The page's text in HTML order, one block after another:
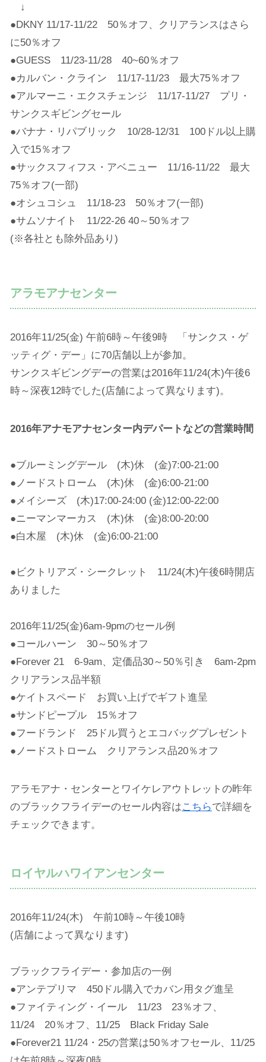
↓
●DKNY 11/17-11/22 50％オフ、クリアランスはさら
に50％オフ
●GUESS 11/23-11/28 40~60％オフ
●カルバン・クライン 11/17-11/23 最大75％オフ
●アルマーニ・エクスチェンジ 11/17-11/27 プリ・
サンクスギビングセール
●バナナ・リパブリック 10/28-12/31 100ドル以上購
入で15％オフ
●サックスフィフス・アベニュー 11/16-11/22 最大
75％オフ(一部)
●オシュコシュ 11/18-23 50％オフ(一部)
●サムソナイト 11/22-26 40～50％オフ
(※各社とも除外品あり)
アラモアナセンター
2016年11/25(金) 午前6時～午後9時 「サンクス・ゲ
ッティグ・デー」に70店舗以上が参加。
サンクスギビングデーの営業は2016年11/24(木)午後6
時～深夜12時でした(店舗によって異なります)。
2016年アナモアナセンター内デパートなどの営業時間
●ブルーミングデール (木)休 (金)7:00-21:00
●ノードストローム (木)休 (金)6:00-21:00
●メイシーズ (木)17:00-24:00 (金)12:00-22:00
●ニーマンマーカス (木)休 (金)8:00-20:00
●白木屋 (木)休 (金)6:00-21:00
●ビクトリアズ・シークレット 11/24(木)午後6時開店
ありました
2016年11/25(金)6am-9pmのセール例
●コールハーン 30～50％オフ
●Forever 21 6-9am、定価品30～50％引き 6am-2pm
クリアランス品半額
●ケイトスペード お買い上げでギフト進呈
●サンドピープル 15％オフ
●フードランド 25ドル買うとエコバッグプレゼント
●ノードストローム クリアランス品20％オフ
アラモアナ・センターとワイケレアウトレットの昨年
のブラックフライデーのセール内容はこちらで詳細を
チェックできます。
ロイヤルハワイアンセンター
2016年11/24(木) 午前10時～午後10時
(店舗によって異なります)
ブラックフライデー・参加店の一例
●アンテプリマ 450ドル購入でカバン用タグ進呈
●ファイティング・イール 11/23 23％オフ、
11/24 20％オフ、11/25 Black Friday Sale
●Forever21 11/24・25の営業は50％オフセール、11/25